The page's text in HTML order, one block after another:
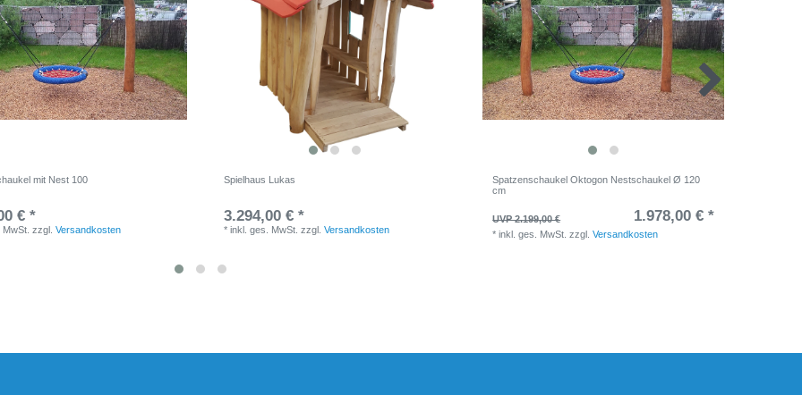
mit Nest 100
€ *
zzgl.Versandkosten
Spielhaus Lukas
3.294,00 € *
*inkl. ges. MwSt. zzgl.Versandkosten
Spatzenschaukel Oktogon Nestschaukel Ø 120
cm
UVP 2.199,00 € 1.978,00 € *
*inkl. ges. MwSt. zzgl.Versandkosten